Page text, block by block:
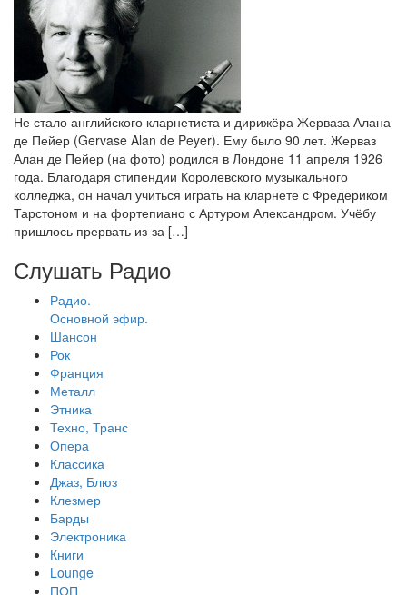
Не стало английского кларнетиста и дирижёра Жерваза Алана
де Пейер (Gervase Alan de Peyer). Ему было 90 лет. Жерваз
Алан де Пейер (на фото) родился в Лондоне 11 апреля 1926
года. Благодаря стипендии Королевского музыкального
колледжа, он начал учиться играть на кларнете с Фредериком
Тарстоном и на фортепиано с Артуром Александром. Учёбу
пришлось прервать из-за […]
Слушать Радио
Радио.
Основной эфир.
Шансон
Рок
Франция
Металл
Этника
Техно, Транс
Опера
Классика
Джаз, Блюз
Клезмер
Барды
Электроника
Книги
Lounge
ПОП